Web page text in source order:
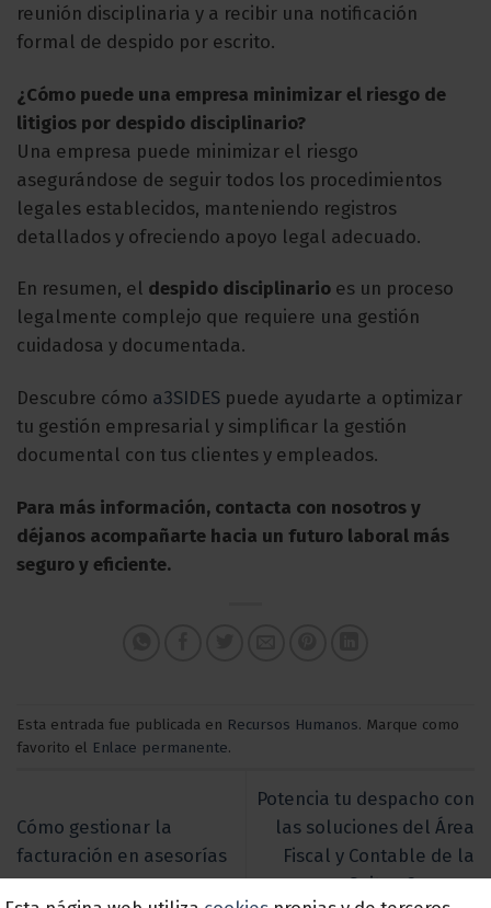
reunión disciplinaria y a recibir una notificación
formal de despido por escrito.
¿Cómo puede una empresa minimizar el riesgo de
litigios por despido disciplinario?
Una empresa puede minimizar el riesgo
asegurándose de seguir todos los procedimientos
legales establecidos, manteniendo registros
detallados y ofreciendo apoyo legal adecuado.
En resumen, el despido disciplinario es un proceso
legalmente complejo que requiere una gestión
cuidadosa y documentada.
Descubre cómo a3SIDES puede ayudarte a optimizar
tu gestión empresarial y simplificar la gestión
documental con tus clientes y empleados.
Para más información, contacta con nosotros y
déjanos acompañarte hacia un futuro laboral más
seguro y eficiente.
Esta entrada fue publicada en Recursos Humanos. Marque como
favorito el Enlace permanente.
Cómo gestionar la
facturación en asesorías
Potencia tu despacho con
las soluciones del Área
Fiscal y Contable de la
Suite a3asesor